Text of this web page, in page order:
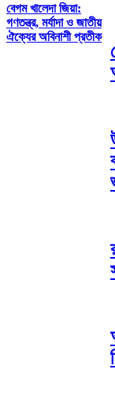
বেগম খালেদা জিয়া:
গণতন্ত্র, মর্যাদা ও জাতীয়
ঐক্যের অবিনাশী প্রতীক